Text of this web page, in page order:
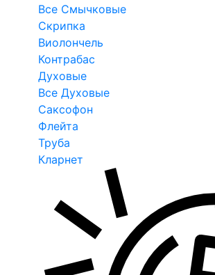
Все Смычковые
Скрипка
Виолончель
Контрабас
Духовые
Все Духовые
Саксофон
Флейта
Труба
Кларнет